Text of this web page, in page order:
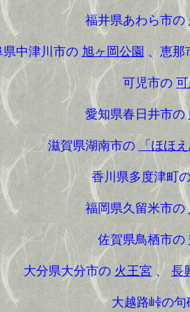
福井県あわら市の
中津川市の 旭ヶ岡公園 、恵那
可児市の
愛知県春日井市の
滋賀県湖南市の 「ほほ
香川県多度津町
福岡県久留米市の
佐賀県鳥栖市の
大分県大分市の 火王宮 、 長
大越路峠の句